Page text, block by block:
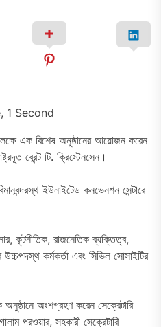
1 Second
এক বিশেষ অনুষ্ঠানের আয়োজন করেন
ব্রেন্ট টি. ক্রিস্টেনসেন।
ইউনাইটেড কনভেনশন সেন্টারে
কূটনীতিক, রাজনৈতিক ব্যক্তিত্ব,
কর্মকর্তা এবং সিভিল সোসাইটির
অনুষ্ঠানে অংশগ্রহণ করেন সেক্রেটারি
পরওয়ার, সহকারী সেক্রেটারি